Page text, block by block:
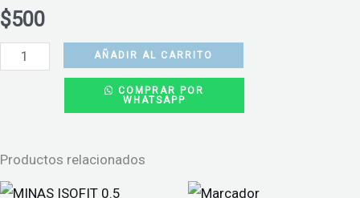
$500
PINCEL
AÑADIR AL CARRITO
COMPRAR POR
WHATSAPP
Productos relacionados